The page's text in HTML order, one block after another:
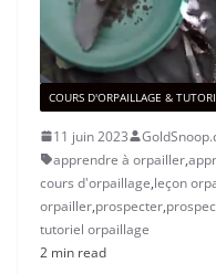
COURS D'ORPAILLAGE &
11 juin 2023
apprendre à orpailler,
cours d'orpaillage,leçon
orpailler,prospecter,
tutoriel orpaillage
2 min read